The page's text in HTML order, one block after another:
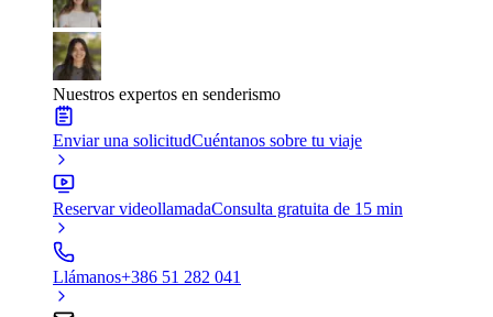
Nuestros expertos en senderismo
Enviar una solicitudCuéntanos sobre tu viaje
Reservar videollamadaConsulta gratuita de 15 min
Llámanos+386 51 282 041